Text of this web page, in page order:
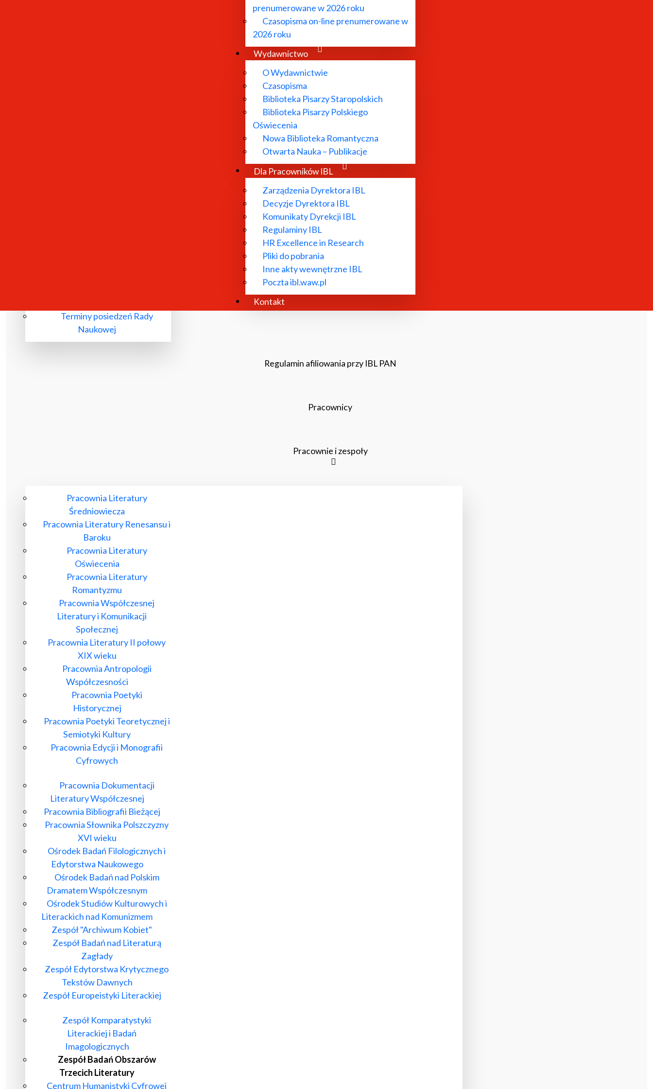
prenumerowane w 2026 roku
Czasopisma on-line prenumerowane w
2026 roku
Wydawnictwo
O Wydawnictwie
Czasopisma
Biblioteka Pisarzy Staropolskich
Biblioteka Pisarzy Polskiego
Oświecenia
Nowa Biblioteka Romantyczna
Otwarta Nauka – Publikacje
Dla Pracowników IBL
Zarządzenia Dyrektora IBL
Decyzje Dyrektora IBL
Komunikaty Dyrekcji IBL
Regulaminy IBL
HR Excellence in Research
Pliki do pobrania
Inne akty wewnętrzne IBL
Poczta ibl.waw.pl
Kontakt
O Instytucie
Aktualności
Rada Naukowa
Terminy posiedzeń Rady
Naukowej
Regulamin afiliowania przy IBL PAN
Pracownicy
Pracownie i zespoły
Pracownia Literatury
Średniowiecza
Pracownia Literatury Renesansu i
Baroku
Pracownia Literatury
Oświecenia
Pracownia Literatury
Romantyzmu
Pracownia Współczesnej
Literatury i Komunikacji
Społecznej
Pracownia Literatury II połowy
XIX wieku
Pracownia Antropologii
Współczesności
Pracownia Poetyki
Historycznej
Pracownia Poetyki Teoretycznej i
Semiotyki Kultury
Pracownia Edycji i Monografii
Cyfrowych
Pracownia Dokumentacji
Literatury Współczesnej
Pracownia Bibliografii Bieżącej
Pracownia Słownika Polszczyzny
XVI wieku
Ośrodek Badań Filologicznych i
Edytorstwa Naukowego
Ośrodek Badań nad Polskim
Dramatem Współczesnym
Ośrodek Studiów Kulturowych i
Literackich nad Komunizmem
Zespół "Archiwum Kobiet"
Zespół Badań nad Literaturą
Zagłady
Zespół Edytorstwa Krytycznego
Tekstów Dawnych
Zespół Europeistyki Literackiej
Zespół Komparatystyki
Literackiej i Badań
Imagologicznych
Zespół Badań Obszarów
Trzecich Literatury
Centrum Humanistyki Cyfrowej